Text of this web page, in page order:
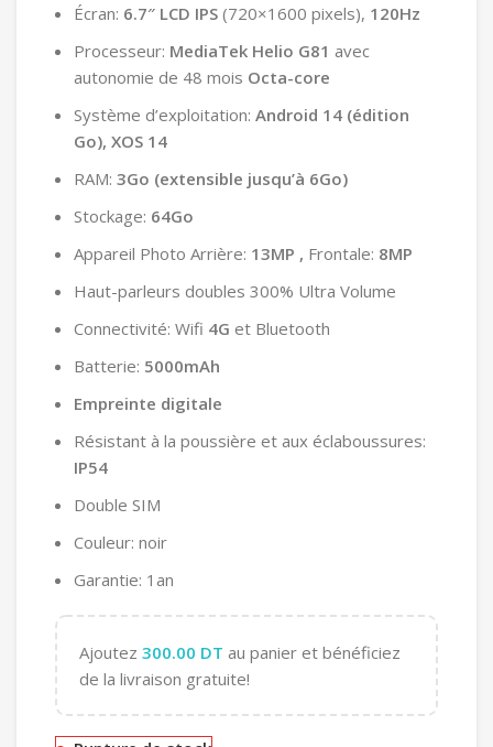
Écran: 6.7″ LCD IPS (720×1600 pixels), 120Hz
Processeur: MediaTek Helio G81 avec
autonomie de 48 mois Octa-core
Système d’exploitation: Android 14 (édition
Go), XOS 14
RAM: 3Go (extensible jusqu’à 6Go)
Stockage: 64Go
Appareil Photo Arrière: 13MP , Frontale: 8MP
Haut-parleurs doubles 300% Ultra Volume
Connectivité: Wifi 4G et Bluetooth
Batterie: 5000mAh
Empreinte digitale
Résistant à la poussière et aux éclaboussures:
IP54
Double SIM
Couleur: noir
Garantie: 1an
Ajoutez 300.00 DT au panier et bénéficiez
de la livraison gratuite!